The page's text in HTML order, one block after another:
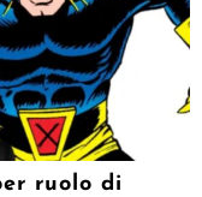
ruolo di